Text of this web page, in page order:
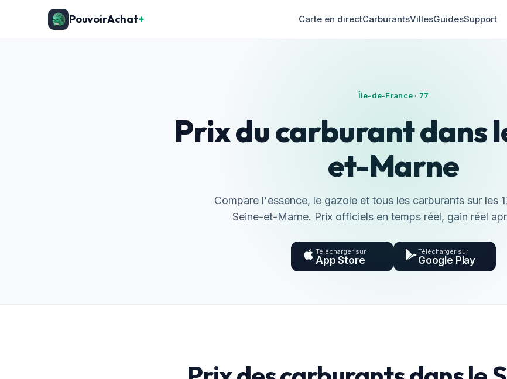
PouvoirAchat+ Carte en directCarburantsVillesGuidesSupport
Île-de-France · 77
Prix du carburant dans
et-Marne
Compare l'essence, le gazole et tous les carburants sur les
Seine-et-Marne. Prix officiels en temps réel, gain réel
Télécharger sur
App Store
Télécharger sur
Google Play